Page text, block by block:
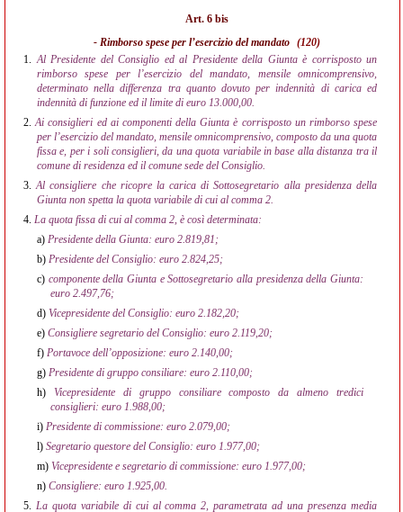
Art. 6 bis
- Rimborso spese per l’esercizio del mandato (120)
1. Al Presidente del Consiglio ed al Presidente della Giunta è corrisposto un
rimborso spese per l’esercizio del mandato, mensile omnicomprensivo,
determinato nella differenza tra quanto dovuto per indennità di carica ed
indennità di funzione ed il limite di euro 13.000,00.
2. Ai consiglieri ed ai componenti della Giunta è corrisposto un rimborso spese
per l’esercizio del mandato, mensile omnicomprensivo, composto da una quota
fissa e, per i soli consiglieri, da una quota variabile in base alla distanza tra il
comune di residenza ed il comune sede del Consiglio.
3. Al consigliere che ricopre la carica di Sottosegretario alla presidenza della
Giunta non spetta la quota variabile di cui al comma 2.
4. La quota fissa di cui al comma 2, è così determinata:
a) Presidente della Giunta: euro 2.819,81;
b) Presidente del Consiglio: euro 2.824,25;
c) componente della Giunta e Sottosegretario alla presidenza della Giunta:
euro 2.497,76;
d) Vicepresidente del Consiglio: euro 2.182,20;
e) Consigliere segretario del Consiglio: euro 2.119,20;
f) Portavoce dell’opposizione: euro 2.140,00;
g) Presidente di gruppo consiliare: euro 2.110,00;
h)
Vicepresidente di gruppo consiliare composto da almeno tredici
consiglieri: euro 1.988,00;
i) Presidente di commissione: euro 2.079,00;
l) Segretario questore del Consiglio: euro 1.977,00;
m) Vicepresidente e segretario di commissione: euro 1.977,00;
n) Consigliere: euro 1.925,00.
5. La quota variabile di cui al comma 2, parametrata ad una presenza media